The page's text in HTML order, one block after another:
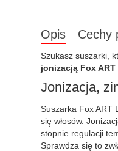
Opis Cechy
Szukasz suszarki,
jonizacją Fox
Jonizacja,
Suszarka Fox ART
się włosów.
stopnie regulacji
Sprawdza się to